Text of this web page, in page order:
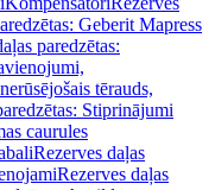
Geberit Mapress
paredzētas:
tērauds,
Stiprinājumi
caurules
Rezerves daļas
Rezerves daļas